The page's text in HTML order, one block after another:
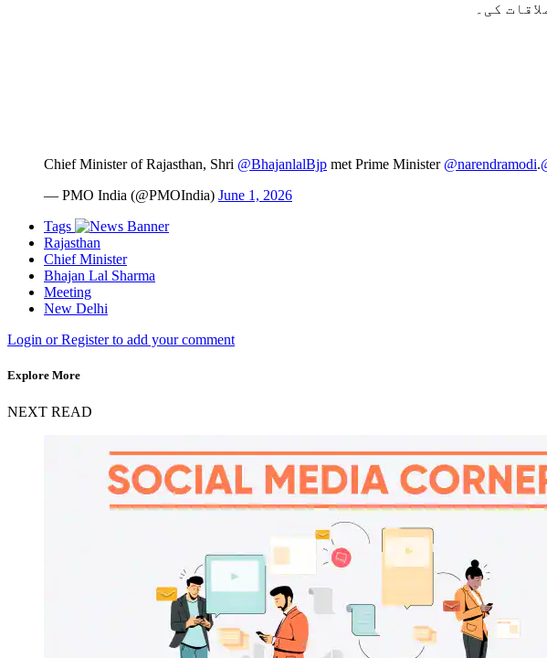
کی۔
Chief Minister of Rajasthan, Shri @BhajanlalBjp met Prime Minister @narendramodi.
— PMO India (@PMOIndia) June 1, 2026
Tags
Rajasthan
Chief Minister
Bhajan Lal Sharma
Meeting
New Delhi
Login or Register to add your comment
Explore More
NEXT READ